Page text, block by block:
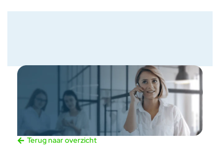
Terug naar overzicht